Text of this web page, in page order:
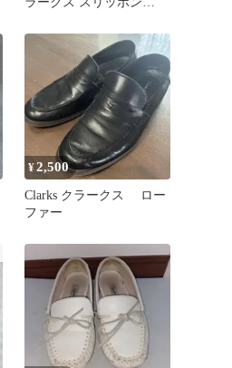
¥2,500
Clarks クラークス ロー
ファー